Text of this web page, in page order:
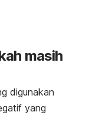
masih
digunakan
yang